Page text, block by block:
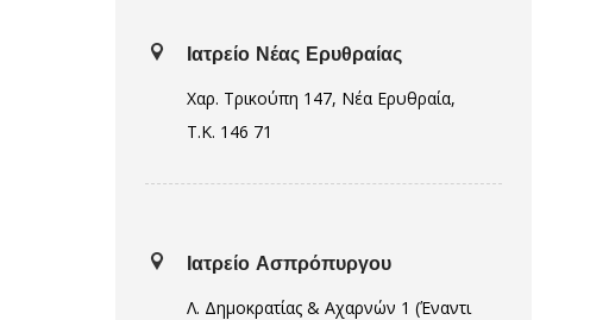
Ιατρείο Νέας Ερυθραίας
Χαρ. Τρικούπη 147, Νέα Ερυθραία,
Τ.Κ. 146 71
Ιατρείο Ασπρόπυργου
Λ. Δημοκρατίας & Αχαρνών 1 (Έναντι